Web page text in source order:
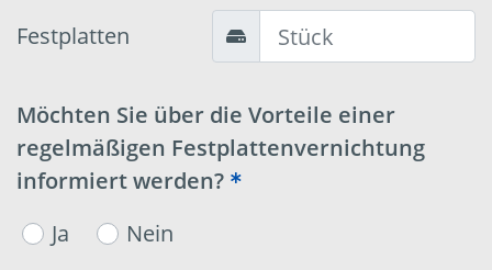
Festplatten
Möchten Sie über die Vorteile einer
regelmäßigen Festplattenvernichtung
informiert werden?
Ja
Nein